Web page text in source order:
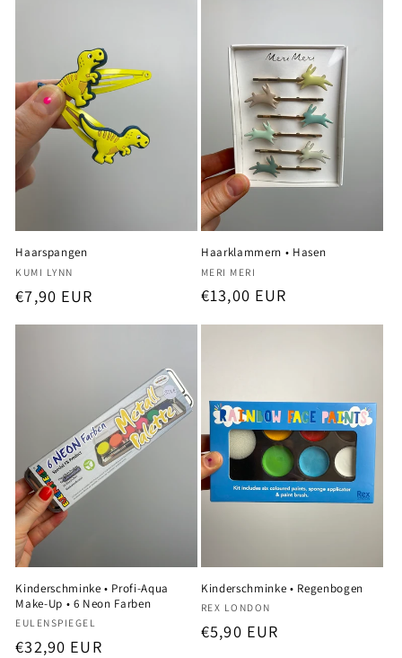
Haarspangen
Anbieter:
KUMI LYNN
Normaler
€7,90 EUR
Haarklammern • Hasen
Anbieter:
MERI MERI
Normaler
€13,00 EUR
Kinderschminke • Profi-Aqua
Make-Up • 6 Neon Farben
Anbieter:
EULENSPIEGEL
Normaler
€32,90 EUR
Kinderschminke • Regenbogen
Anbieter:
REX LONDON
Normaler
€5,90 EUR